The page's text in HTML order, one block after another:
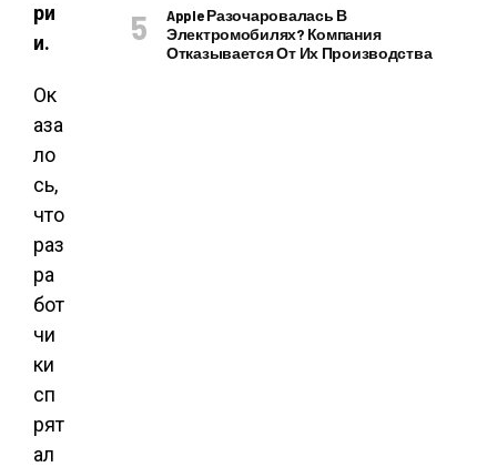
ри
и.
Ок
аза
ло
сь,
что
раз
ра
бот
чи
ки
сп
рят
ал
Apple Разочаровалась В
Электромобилях? Компания
Отказывается От Их Производства